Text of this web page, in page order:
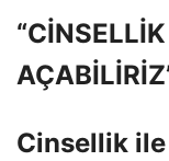
Cinsellik